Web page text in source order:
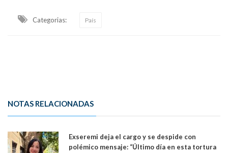
Categorias: País
NOTAS RELACIONADAS
Exseremi deja el cargo y se despide con
polémico mensaje: “Último día en esta tortura